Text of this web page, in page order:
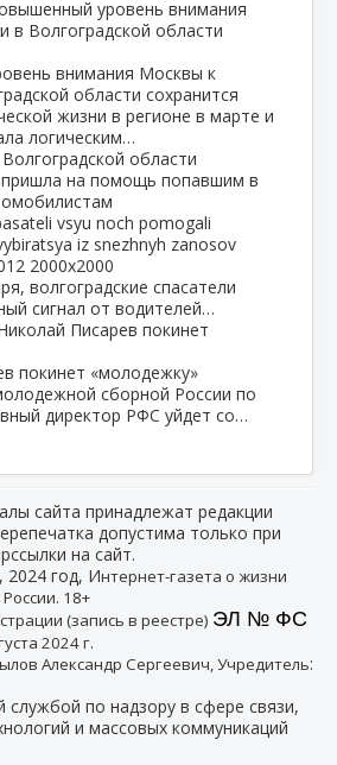
уровень внимания
в Волгоградской области
жизни в регионе в марте и
логическим…
области
на помощь попавшим в
волгоградские спасатели
сигнал от водителей…
Писарев покинет
сборной России по
директор РФС уйдет со…
сайта принадлежат редакции
допустима только при
на сайт.
2024 год, Интернет-газета о жизни
18+
(запись в реестре) ЭЛ № ФС
2024 г.
Александр Сергеевич, Учредитель:
по надзору в сфере связи,
и массовых коммуникаций